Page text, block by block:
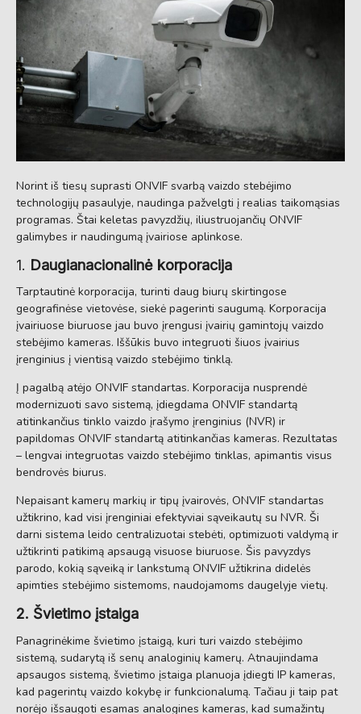
Norint iš tiesų suprasti ONVIF svarbą vaizdo stebėjimo
technologijų pasaulyje, naudinga pažvelgti į realias taikomąsias
programas. Štai keletas pavyzdžių, iliustruojančių ONVIF
galimybes ir naudingumą įvairiose aplinkose.
1. Daugianacionalinė korporacija
Tarptautinė korporacija, turinti daug biurų skirtingose
geografinėse vietovėse, siekė pagerinti saugumą. Korporacija
įvairiuose biuruose jau buvo įrengusi įvairių gamintojų vaizdo
stebėjimo kameras. Iššūkis buvo integruoti šiuos įvairius
įrenginius į vientisą vaizdo stebėjimo tinklą.
Į pagalbą atėjo ONVIF standartas. Korporacija nusprendė
modernizuoti savo sistemą, įdiegdama ONVIF standartą
atitinkančius tinklo vaizdo įrašymo įrenginius (NVR) ir
papildomas ONVIF standartą atitinkančias kameras. Rezultatas
– lengvai integruotas vaizdo stebėjimo tinklas, apimantis visus
bendrovės biurus.
Nepaisant kamerų markių ir tipų įvairovės, ONVIF standartas
užtikrino, kad visi įrenginiai efektyviai sąveikautų su NVR. Ši
darni sistema leido centralizuotai stebėti, optimizuoti valdymą ir
užtikrinti patikimą apsaugą visuose biuruose. Šis pavyzdys
parodo, kokią sąveiką ir lankstumą ONVIF užtikrina didelės
apimties stebėjimo sistemoms, naudojamoms daugelyje vietų.
2. Švietimo įstaiga
Panagrinėkime švietimo įstaigą, kuri turi vaizdo stebėjimo
sistemą, sudarytą iš senų analoginių kamerų. Atnaujindama
apsaugos sistemą, švietimo įstaiga planuoja įdiegti IP kameras,
kad pagerintų vaizdo kokybę ir funkcionalumą. Tačiau ji taip pat
norėjo išsaugoti esamas analogines kameras, kad sumažintų